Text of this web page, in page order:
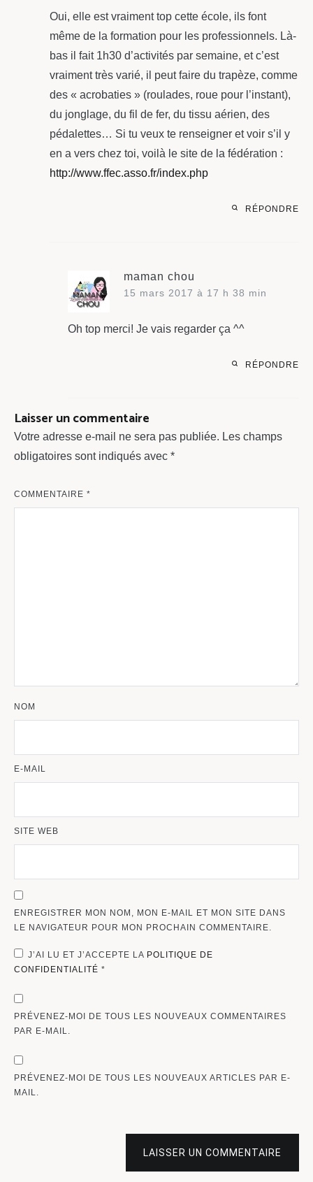
Oui, elle est vraiment top cette école, ils font
même de la formation pour les professionnels. Là-
bas il fait 1h30 d’activités par semaine, et c’est
vraiment très varié, il peut faire du trapèze, comme
des « acrobaties » (roulades, roue pour l’instant),
du jonglage, du fil de fer, du tissu aérien, des
pédalettes… Si tu veux te renseigner et voir s’il y
en a vers chez toi, voilà le site de la fédération :
http://www.ffec.asso.fr/index.php
RÉPONDRE
maman chou
15 mars 2017 à 17 h 38 min
Oh top merci! Je vais regarder ça ^^
RÉPONDRE
Laisser un commentaire
Votre adresse e-mail ne sera pas publiée. Les champs
obligatoires sont indiqués avec *
COMMENTAIRE *
NOM
E-MAIL
SITE WEB
ENREGISTRER MON NOM, MON E-MAIL ET MON SITE DANS
LE NAVIGATEUR POUR MON PROCHAIN COMMENTAIRE.
J’AI LU ET J’ACCEPTE LA POLITIQUE DE
CONFIDENTIALITÉ *
PRÉVENEZ-MOI DE TOUS LES NOUVEAUX COMMENTAIRES
PAR E-MAIL.
PRÉVENEZ-MOI DE TOUS LES NOUVEAUX ARTICLES PAR E-
MAIL.
LAISSER UN COMMENTAIRE